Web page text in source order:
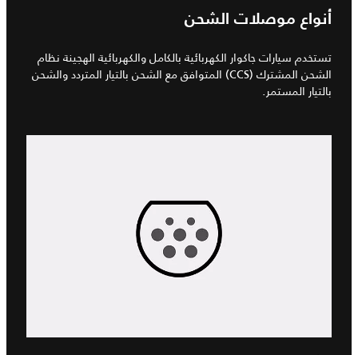
أنواع موصلات الشحن
تستخدم سيارات جاكوار الكهربائية بالكامل والكهربائية الهجينة نظام
الشحن المشترك (CCS) المتوافق مع الشحن بالتيار المتردد والشحن
بالتيار المستمر.